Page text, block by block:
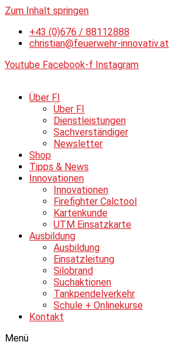
Zum Inhalt springen
+43 (0)676 / 88112888
christian@feuerwehr-innovativ.at
Youtube Facebook-f Instagram
Über FI
Über FI
Dienstleistungen
Sachverständiger
Newsletter
Shop
Tipps & News
Innovationen
Innovationen
Firefighter Calctool
Kartenkunde
UTM Einsatzkarte
Ausbildung
Ausbildung
Einsatzleitung
Silobrand
Suchaktionen
Tankpendelverkehr
Schule + Onlinekurse
Kontakt
Menü